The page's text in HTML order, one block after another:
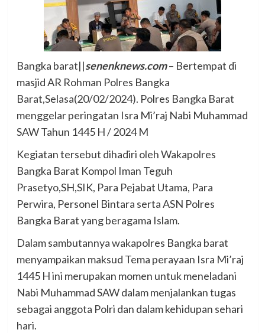
Bangka barat||senenknews.com– Bertempat di
masjid AR Rohman Polres Bangka
Barat,Selasa(20/02/2024). Polres Bangka Barat
menggelar peringatan Isra Mi’raj Nabi Muhammad
SAW Tahun 1445 H / 2024 M
Kegiatan tersebut dihadiri oleh Wakapolres
Bangka Barat Kompol Iman Teguh
Prasetyo,SH,SIK, Para Pejabat Utama, Para
Perwira, Personel Bintara serta ASN Polres
Bangka Barat yang beragama Islam.
Dalam sambutannya wakapolres Bangka barat
menyampaikan maksud Tema perayaan Isra Mi’raj
1445 H ini merupakan momen untuk meneladani
Nabi Muhammad SAW dalam menjalankan tugas
sebagai anggota Polri dan dalam kehidupan sehari
hari.